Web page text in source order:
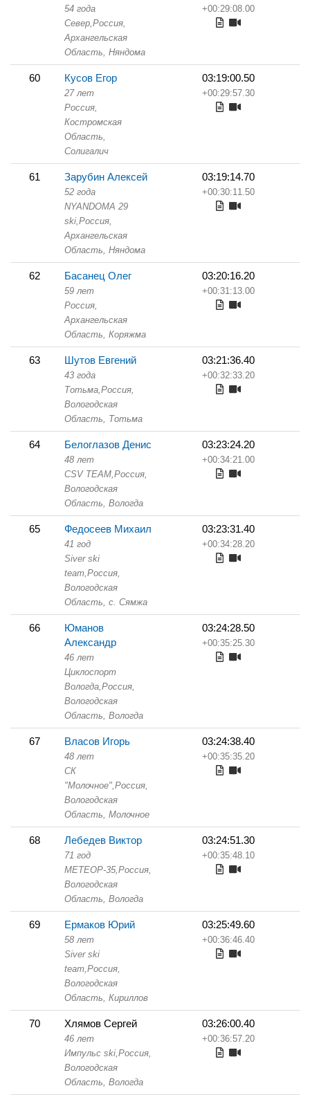
54 года
Север,Россия,
Архангельская
Область, Няндома
+00:29:08.00
60 Кусов Егор
27 лет
Россия,
Костромская
Область,
Солигалич
03:19:00.50
+00:29:57.30
61 Зарубин Алексей
52 года
NYANDOMA 29
ski,Россия,
Архангельская
Область, Няндома
03:19:14.70
+00:30:11.50
62 Басанец Олег
59 лет
Россия,
Архангельская
Область, Коряжма
03:20:16.20
+00:31:13.00
63 Шутов Евгений
43 года
Тотьма,Россия,
Вологодская
Область, Тотьма
03:21:36.40
+00:32:33.20
64 Белоглазов Денис
48 лет
CSV TEAM,Россия,
Вологодская
Область, Вологда
03:23:24.20
+00:34:21.00
65 Федосеев Михаил
41 год
Siver ski
team,Россия,
Вологодская
Область, с. Сямжа
03:23:31.40
+00:34:28.20
66
Юманов
Александр
46 лет
Циклоспорт
Вологда,Россия,
Вологодская
Область, Вологда
03:24:28.50
+00:35:25.30
67 Власов Игорь
48 лет
СК
"Молочное",Россия,
Вологодская
Область, Молочное
03:24:38.40
+00:35:35.20
68 Лебедев Виктор
71 год
МЕТЕОР-35,Россия,
Вологодская
Область, Вологда
03:24:51.30
+00:35:48.10
69 Ермаков Юрий
58 лет
Siver ski
team,Россия,
Вологодская
Область, Кириллов
03:25:49.60
+00:36:46.40
70 Хлямов Сергей
46 лет
Импульс ski,Россия,
Вологодская
Область, Вологда
03:26:00.40
+00:36:57.20